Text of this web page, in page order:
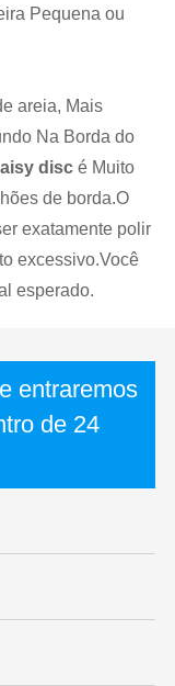
Pequena ou
areia, Mais
Na Borda do
disc é Muito
de borda.O
exatamente polir
excessivo.Você
esperado.
entraremos
de 24